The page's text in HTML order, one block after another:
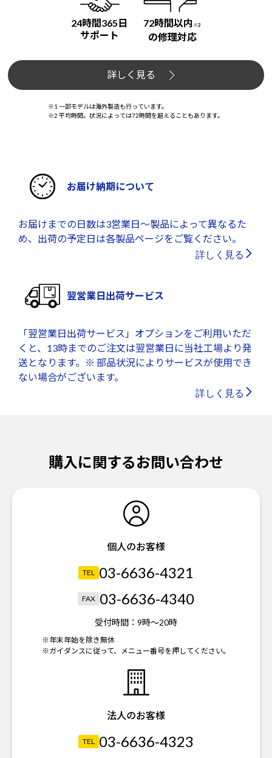
24時間365日
サポート
72時間以内 ※2
の修理対応
詳しく見る
※1 一部モデルは海外製造も行っています。
※2 平均時間。状況によっては72時間を超えることもあります。
お届け納期について
お届けまでの日数は3営業日～製品によって異なるた
め、出荷の予定日は各製品ページをご覧ください。
詳しく見る
翌営業日出荷サービス
「翌営業日出荷サービス」オプションをご利用いただ
くと、13時までのご注文は翌営業日に当社工場より発
送となります。※ 部品状況によりサービスが使用でき
ない場合がございます。
詳しく見る
購入に関するお問い合わせ
個人のお客様
TEL 03-6636-4321
FAX 03-6636-4340
受付時間： 9時～20時
※年末年始を除き無休
※ガイダンスに従って、メニュー番号を押してください。
法人のお客様
TEL 03-6636-4323